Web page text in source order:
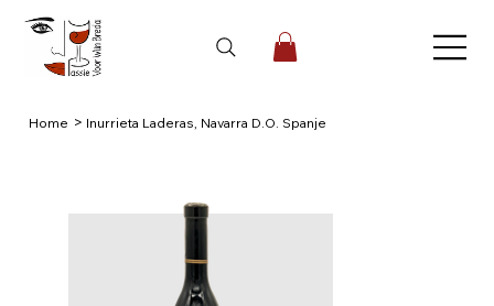
Home > Inurrieta Laderas, Navarra D.O. Spanje